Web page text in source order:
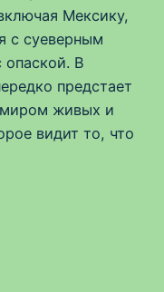
Мексику,
с суеверным
В
предстает
живых и
видит то, что